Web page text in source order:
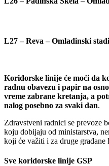
L27 – Reva – Omladinski
Koridorske linije će moći da
radnu obavezu i papir na
vreme zabrane kretanja, a
nalog posebno za svaki dan.
Zdravstveni radnici se prevoze
koju dobijaju od ministarstva,
koji će važiti i za druge
Sve koridorske linije GSP